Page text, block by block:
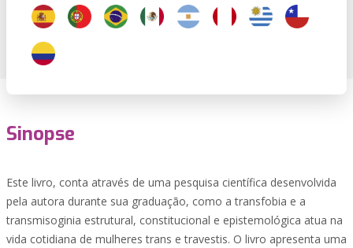
Sinopse
Este livro, conta através de uma pesquisa científica desenvolvida
pela autora durante sua graduação, como a transfobia e a
transmisoginia estrutural, constitucional e epistemológica atua na
vida cotidiana de mulheres trans e travestis. O livro apresenta uma